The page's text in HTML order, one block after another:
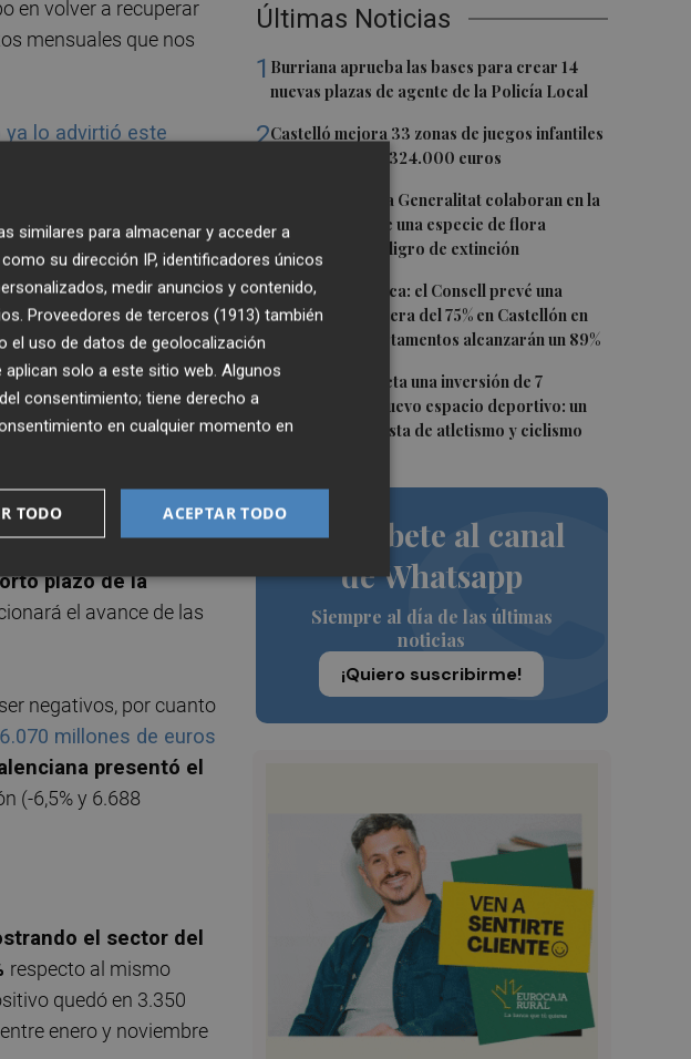
Últimas Noticias
1 Burriana aprueba las bases para crear 14
nuevas plazas de agente de la Policía Local
2Castelló mejora 33 zonas de juegos infantiles
en julio: destina 324.000 euros
PortCastelló y la Generalitat colaboran en la
conservación de una especie de flora
autóctona en peligro de extinción
4Previsión turística: el Consell prevé una
ocupación hotelera del 75% en Castellón en
agosto: los apartamentos alcanzarán un 89%
5Vila-real proyecta una inversión de 7
millones en un nuevo espacio deportivo: un
complejo con pista de atletismo y ciclismo
Suscríbete al canal
de Whatsapp
Siempre al día de las últimas
noticias
¡Quiero suscribirme!
en volver a recuperar
mensuales que nos
lo advirtió este
en el mes de
cerámicos
cerámicos
un 8,8% y los
convirtiéndose en el
en la mejor
embargo,
plazo de la
el avance de las
negativos, por cuanto
millones de euros
presentó el
(-6,5% y 6.688
el sector del
respecto al mismo
quedó en 3.350
enero y noviembre
similares para almacenar y acceder a
su dirección IP, identificadores únicos
medir anuncios y contenido,
Proveedores de terceros (1913) también
el uso de datos de geolocalización
solo a este sitio web. Algunos
consentimiento; tiene derecho a
en cualquier momento en
ACEPTAR TODO
TODO